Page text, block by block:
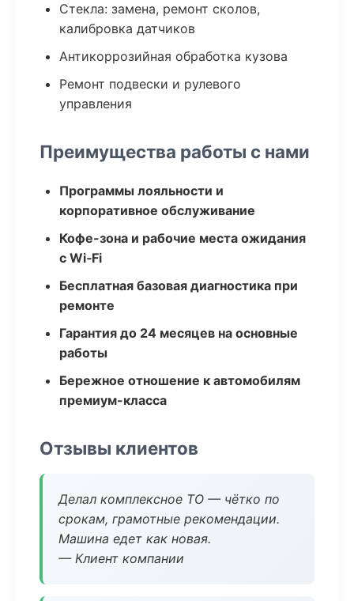
Стекла: замена, ремонт сколов,
калибровка датчиков
Антикоррозийная обработка кузова
Ремонт подвески и рулевого
управления
Преимущества работы с нами
Программы лояльности и
корпоративное обслуживание
Кофе-зона и рабочие места ожидания
с Wi‑Fi
Бесплатная базовая диагностика при
ремонте
Гарантия до 24 месяцев на основные
работы
Бережное отношение к автомобилям
премиум-класса
Отзывы клиентов
Делал комплексное ТО — чётко по
срокам, грамотные рекомендации.
Машина едет как новая.
— Клиент компании